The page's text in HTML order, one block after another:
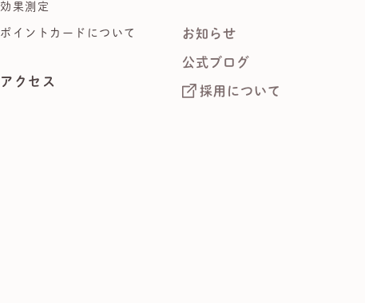
効果測定
ポイントカードについて
アクセス
お知らせ
公式ブログ
採用について